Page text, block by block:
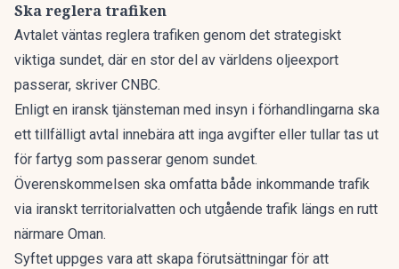
Ska reglera trafiken
Avtalet väntas reglera trafiken genom det strategiskt
viktiga sundet, där en stor del av världens oljeexport
passerar, skriver CNBC.
Enligt en iransk tjänsteman med insyn i förhandlingarna ska
ett tillfälligt avtal innebära att inga avgifter eller tullar tas ut
för fartyg som passerar genom sundet.
Överenskommelsen ska omfatta både inkommande trafik
via iranskt territorialvatten och utgående trafik längs en rutt
närmare Oman.
Syftet uppges vara att skapa förutsättningar för att